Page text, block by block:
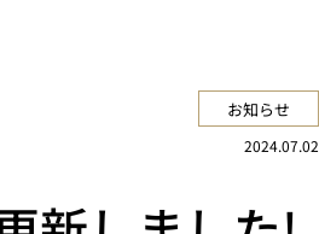
お知らせ
2024.07.02